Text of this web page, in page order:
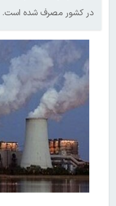
در کشور مصرف شده است.